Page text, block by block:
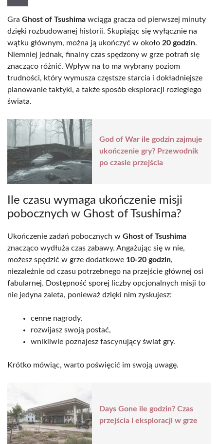
Gra Ghost of Tsushima wciąga gracza od pierwszej minuty
dzięki rozbudowanej historii. Skupiając się wyłącznie na
wątku głównym, można ją ukończyć w około 20 godzin.
Niemniej jednak, finalny czas spędzony w grze potrafi się
znacząco różnić. Wpływ na to ma wybrany poziom
trudności, który wymusza częstsze starcia i dokładniejsze
planowanie taktyki, a także sposób eksploracji rozległego
świata.
God of War ile godzin zajmuje
ukończenie gry? Przewodnik
po czasie przejścia
Ile czasu wymaga ukończenie misji
pobocznych w Ghost of Tsushima?
Ukończenie zadań pobocznych w Ghost of Tsushima
znacząco wydłuża czas zabawy. Angażując się w nie,
możesz spędzić w grze dodatkowe 10-20 godzin,
niezależnie od czasu potrzebnego na przejście głównej osi
fabularnej. Dostępność sporej liczby opcjonalnych misji to
nie jedyna zaleta, ponieważ dzięki nim zyskujesz:
cenne nagrody,
rozwijasz swoją postać,
wnikliwie poznajesz fascynujący świat gry.
Krótko mówiąc, warto poświęcić im swoją uwagę.
Days Gone ile godzin? Czas
przejścia i eksploracji w grze